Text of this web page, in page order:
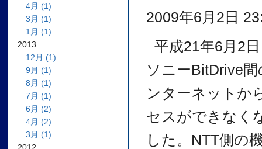
2009年6月2日
平成21年6月2
ソニーBitDrive
ンターネットか
セスができなく
した。NTT側の
4月 (1)
3月 (1)
1月 (1)
2013
12月 (1)
9月 (1)
8月 (1)
7月 (1)
6月 (2)
4月 (2)
3月 (1)
2012